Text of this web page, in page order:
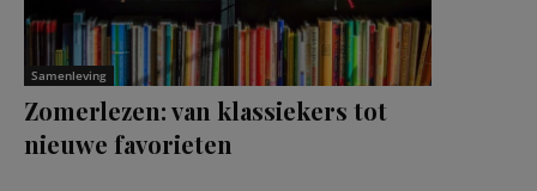
Samenleving
Zomerlezen: van klassiekers tot
nieuwe favorieten